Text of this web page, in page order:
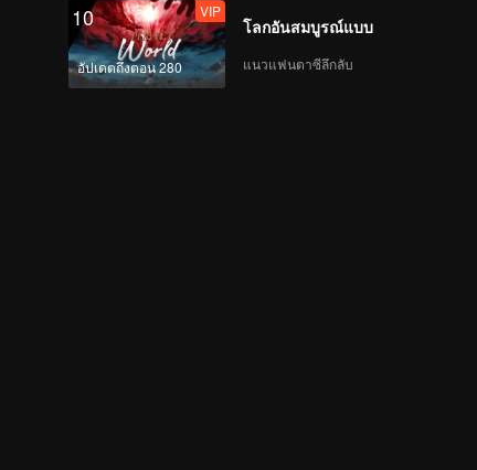
10
อัปเดตถึงตอน 280
VIP
โลกอันสมบูรณ์แบบ
แนวแฟนตาซีลึกลับ